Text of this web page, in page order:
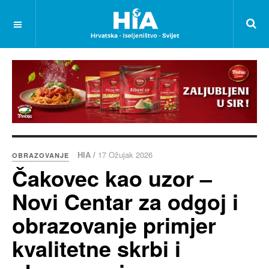
OBRAZOVANJE HIA / 17 Ožujak 2026
Čakovec kao uzor –
Novi Centar za odgoj i
obrazovanje primjer
kvalitetne skrbi i